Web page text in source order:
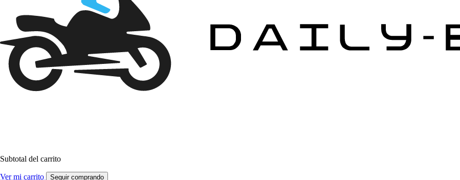
Subtotal del carrito
Ver mi carrito Seguir comprando